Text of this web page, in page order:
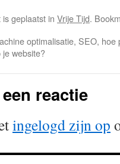
is geplaatst in Vrije Tijd.
optimalisatie, SEO, hoe
website?
reactie
ingelogd zijn op